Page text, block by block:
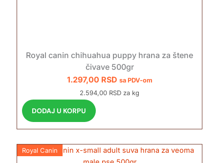
Royal canin chihuahua puppy hrana za štene
čivave 500gr
1.297,00 RSD sa PDV-om
2.594,00 RSD za kg
DODAJ U KORPU
Royal Canin